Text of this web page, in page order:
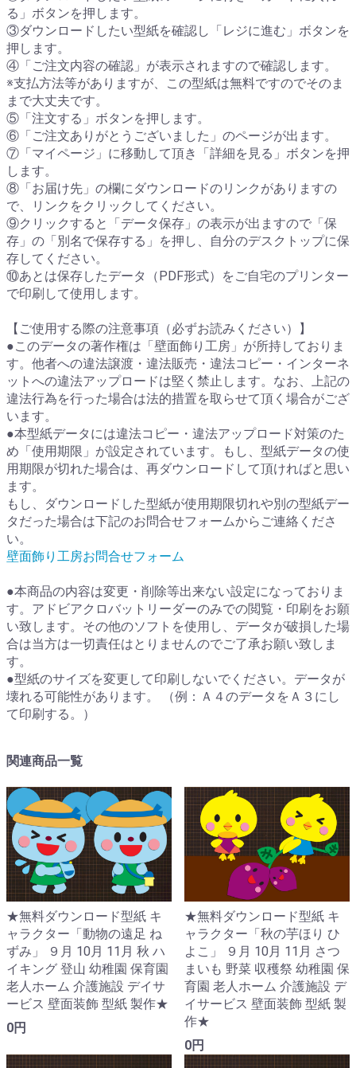
る」ボタンを押します。
③ダウンロードしたい型紙を確認し「レジに進む」ボタンを
押します。
④「ご注文内容の確認」が表示されますので確認します。
※支払方法等がありますが、この型紙は無料ですのでそのま
まで大丈夫です。
⑤「注文する」ボタンを押します。
⑥「ご注文ありがとうございました」のページが出ます。
⑦「マイページ」に移動して頂き「詳細を見る」ボタンを押
します。
⑧「お届け先」の欄にダウンロードのリンクがありますの
で、リンクをクリックしてください。
⑨クリックすると「データ保存」の表示が出ますので「保
存」の「別名で保存する」を押し、自分のデスクトップに保
存してください。
⑩あとは保存したデータ（PDF形式）をご自宅のプリンター
で印刷して使用します。
【ご使用する際の注意事項（必ずお読みください）】
●このデータの著作権は「壁面飾り工房」が所持しておりま
す。他者への違法譲渡・違法販売・違法コピー・インターネ
ットへの違法アップロードは堅く禁止します。なお、上記の
違法行為を行った場合は法的措置を取らせて頂く場合がござ
います。
●本型紙データには違法コピー・違法アップロード対策のた
め「使用期限」が設定されています。もし、型紙データの使
用期限が切れた場合は、再ダウンロードして頂ければと思い
ます。
もし、ダウンロードした型紙が使用期限切れや別の型紙デー
タだった場合は下記のお問合せフォームからご連絡くださ
い。
壁面飾り工房お問合せフォーム
●本商品の内容は変更・削除等出来ない設定になっておりま
す。アドビアクロバットリーダーのみでの閲覧・印刷をお願
い致します。その他のソフトを使用し、データが破損した場
合は当方は一切責任はとりませんのでご了承お願い致しま
す。
●型紙のサイズを変更して印刷しないでください。データが
壊れる可能性があります。 （例：Ａ４のデータをＡ３にし
て印刷する。）
関連商品一覧
★無料ダウンロード型紙 キ
ャラクター「動物の遠足 ね
ずみ」 ９月 10月 11月 秋 ハ
イキング 登山 幼稚園 保育園
老人ホーム 介護施設 デイサ
ービス 壁面装飾 型紙 製作★
0円
★無料ダウンロード型紙 キ
ャラクター「秋の芋ほり ひ
よこ」 ９月 10月 11月 さつ
まいも 野菜 収穫祭 幼稚園 保
育園 老人ホーム 介護施設 デ
イサービス 壁面装飾 型紙 製
作★
0円